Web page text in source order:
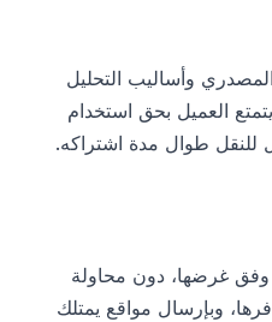
وأساليب التحليل
العميل بحق استخدام
طوال مدة اشتراكه.
وفق غرضها، دون محاولة
وبإرسال مواقع يمتلك